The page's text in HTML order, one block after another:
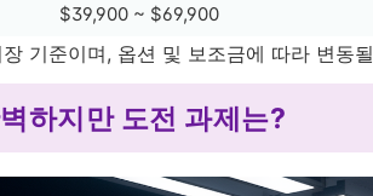
$39,900 ~ $69,900
기준이며, 옵션 및 보조금에 따라 변동
하지만 도전 과제는?